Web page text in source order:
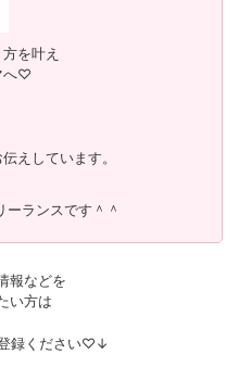
を叶え
へ♡
えしています。
ランスです＾＾
報などを
い方は
録ください♡↓